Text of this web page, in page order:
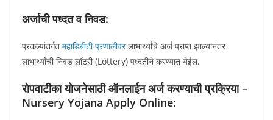
अर्जाची पध्दत व निवड:
प्रकल्पांतर्गत महाडिबीटी प्रणालीवरलाभार्थ्यांचे अर्ज प्राप्त झाल्यानंतर
लाभार्थ्यांची निवड लॉटरी (Lottery) पध्दतीने करण्यात येईल.
रोपवाटीका योजनेसाठी ऑनलाईन अर्ज करण्याची प्रक्रिया –
Nursery Yojana Apply Online: